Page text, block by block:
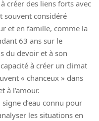
créer des liens forts avec
souvent considéré
et en famille, comme la
63 ans sur le
du devoir et à son
à créer un climat
« chanceux » dans
à l’amour.
d’eau connu pour
les situations en